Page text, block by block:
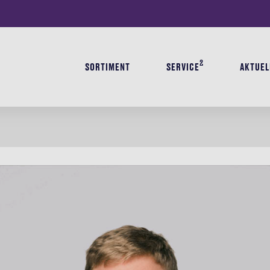
SORTIMENT SERVICE2